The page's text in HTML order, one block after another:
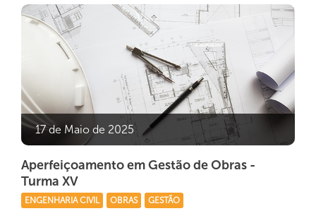
17 de Maio de 2025
Aperfeiçoamento em Gestão de Obras -
Turma XV
ENGENHARIA CIVIL OBRAS GESTÃO